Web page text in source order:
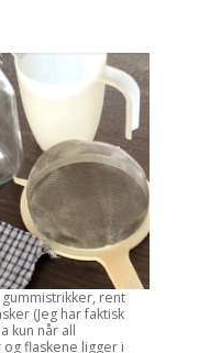
rent
(Jeg har faktisk
kun når all
flaskene ligger i